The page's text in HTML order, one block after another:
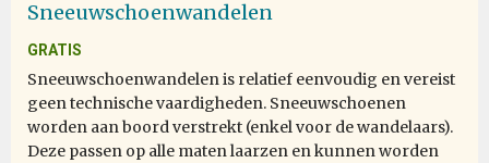
Sneeuwschoenwandelen
GRATIS
Sneeuwschoenwandelen is relatief eenvoudig en vereist
geen technische vaardigheden. Sneeuwschoenen
worden aan boord verstrekt (enkel voor de wandelaars).
Deze passen op alle maten laarzen en kunnen worden